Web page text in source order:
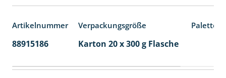
Artikelnummer Verpackungsgröße
88915186 Karton 20 x 300 g Flasche